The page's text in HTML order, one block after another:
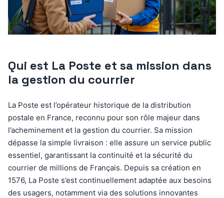
Qui est La Poste et sa mission dans
la gestion du courrier
La Poste est l’opérateur historique de la distribution
postale en France, reconnu pour son rôle majeur dans
l’acheminement et la gestion du courrier. Sa mission
dépasse la simple livraison : elle assure un service public
essentiel, garantissant la continuité et la sécurité du
courrier de millions de Français. Depuis sa création en
1576, La Poste s’est continuellement adaptée aux besoins
des usagers, notamment via des solutions innovantes